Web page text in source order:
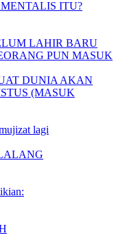
ITU?
LAHIR BARU
PUN MASUK
DUNIA AKAN
(MASUK
lagi